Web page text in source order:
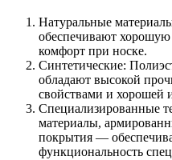
Натуральные
обеспечивают хорошую
комфорт при носке.
Синтетические:
обладают высокой
свойствами и хорошей
Специализированные
материалы,
покрытия —
функциональность